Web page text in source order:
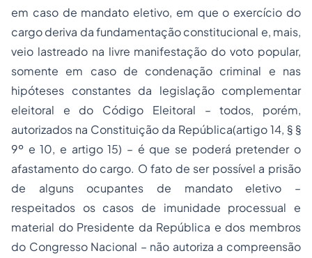
em caso de mandato eletivo, em que o exercício do
cargo deriva da fundamentação constitucional e, mais,
veio lastreado na livre manifestação do voto popular,
somente em caso de condenação criminal e nas
hipóteses constantes da legislação complementar
eleitoral e do Código Eleitoral – todos, porém,
autorizados na Constituição da República(artigo 14, § §
9º e 10, e artigo 15) – é que se poderá pretender o
afastamento do cargo. O fato de ser possível a prisão
de alguns ocupantes de mandato eletivo –
respeitados os casos de imunidade processual e
material do Presidente da República e dos membros
do Congresso Nacional – não autoriza a compreensão